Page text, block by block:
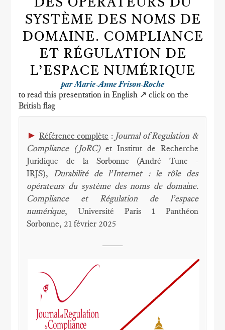
SYSTÈME DES NOMS DE
DOMAINE. COMPLIANCE
ET RÉGULATION DE
L’ESPACE NUMÉRIQUE
par Marie-Anne Frison-Roche
to read this presentation in English ↗️ click on the
British flag
► Référence complète : Journal of Regulation &
Compliance (JoRC)et Institut de Recherche
Juridique de la Sorbonne (André Tunc -
IRJS),Durabilité de l’Internet : le rôle des
opérateurs du système des noms de domaine.
Compliance et Régulation de l’espace
numérique, Université Paris 1 Panthéon
Sorbonne, 21 février 2025